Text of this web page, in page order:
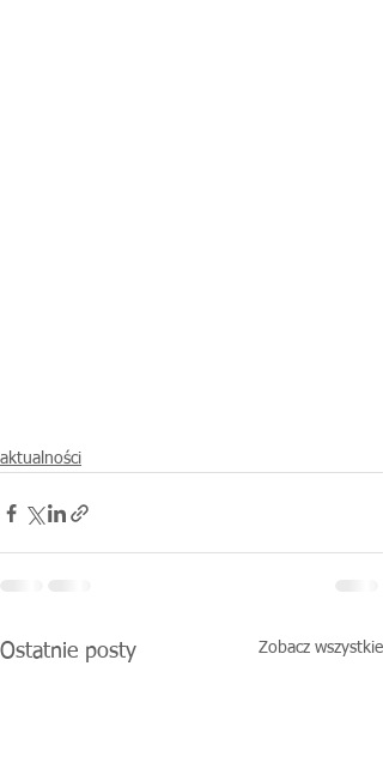
aktualności
Ostatnie posty Zobacz wszystkie